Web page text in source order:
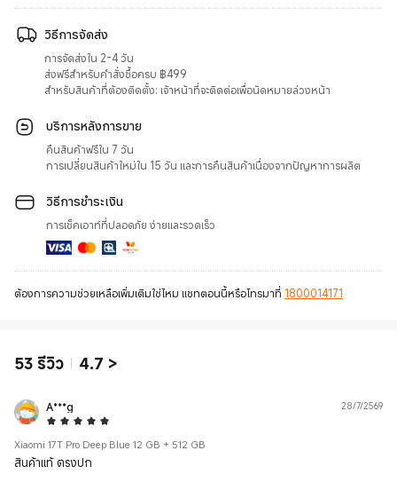
วิธีการจัดส่ง
การจัดส่งใน 2-4 วัน
ส่งฟรีสำหรับคำสั่งซื้อครบ ฿499
สำหรับสินค้าที่ต้องติดตั้ง: เจ้าหน้าที่จะติดต่อเพื่อนัดหมายล่วงหน้า
บริการหลังการขาย
คืนสินค้าฟรีใน 7 วัน
การเปลี่ยนสินค้าใหม่ใน 15 วัน และการคืนสินค้าเนื่องจากปัญหาการผลิต
วิธีการชำระเงิน
การเช็คเอาท์ที่ปลอดภัย ง่ายและรวดเร็ว
ต้องการความช่วยเหลือเพิ่มเติมใช่ไหม แชทตอนนี้หรือโทรมาที่ 1800014171
53 รีวิว 4.7 >
A***g
5 Star
28/7/2569
Xiaomi 17T Pro Deep Blue 12 GB + 512 GB
สินค้าแท้ ตรงปก